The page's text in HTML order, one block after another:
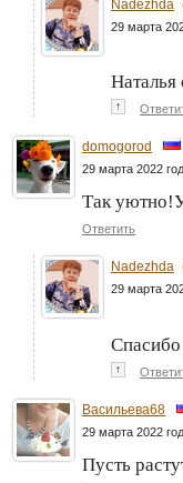
Nadezhda
29 марта
Наталья
↑
domogorod
29 марта 2022
Так
Ответить
Nadezhda
29 марта
↑
Васильева68
29 марта 2022
Пусть